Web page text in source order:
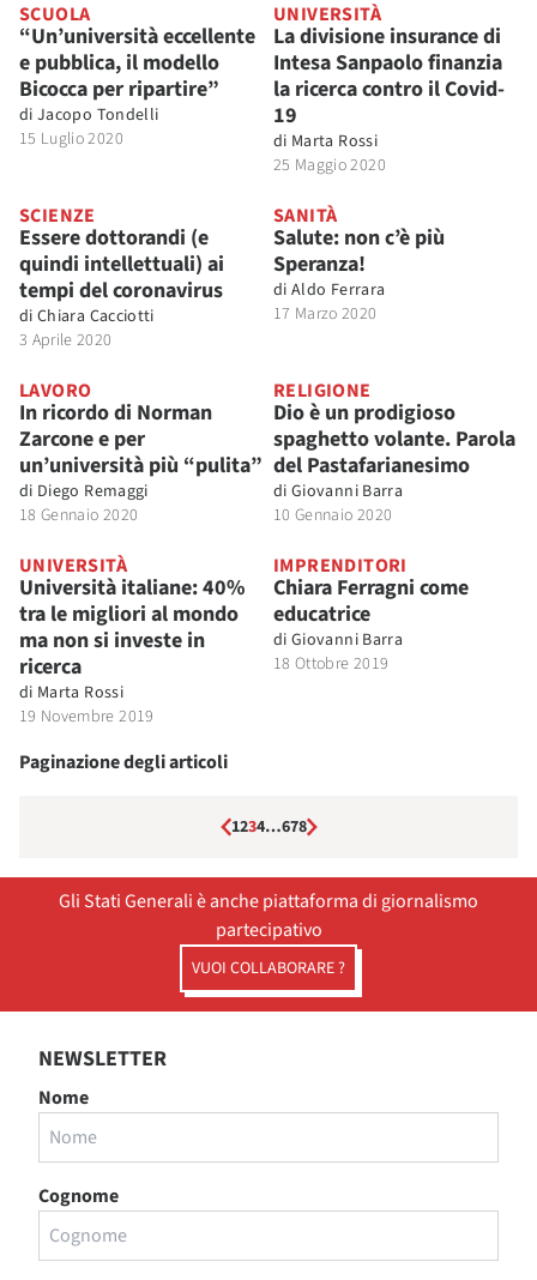
SCUOLA
“Un’università eccellente
e pubblica, il modello
Bicocca per ripartire”
di Jacopo Tondelli
15 Luglio 2020
UNIVERSITÀ
La divisione insurance di
Intesa Sanpaolo finanzia
la ricerca contro il Covid-
19
di Marta Rossi
25 Maggio 2020
SCIENZE
Essere dottorandi (e
quindi intellettuali) ai
tempi del coronavirus
di Chiara Cacciotti
3 Aprile 2020
SANITÀ
Salute: non c’è più
Speranza!
di Aldo Ferrara
17 Marzo 2020
LAVORO
In ricordo di Norman
Zarcone e per
un’università più “pulita”
di Diego Remaggi
18 Gennaio 2020
RELIGIONE
Dio è un prodigioso
spaghetto volante. Parola
del Pastafarianesimo
di Giovanni Barra
10 Gennaio 2020
UNIVERSITÀ
Università italiane: 40%
tra le migliori al mondo
ma non si investe in
ricerca
di Marta Rossi
19 Novembre 2019
IMPRENDITORI
Chiara Ferragni come
educatrice
di Giovanni Barra
18 Ottobre 2019
Paginazione degli articoli
1234…678
Gli Stati Generali è anche piattaforma di giornalismo
partecipativo
VUOI COLLABORARE ?
NEWSLETTER
Nome
Cognome